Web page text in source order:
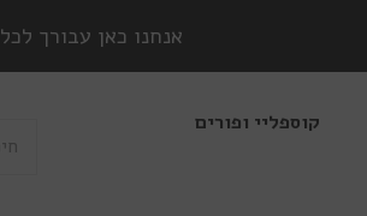
אנחנו כאן עבורך
בכל שאלה או
קוספליי ופורים